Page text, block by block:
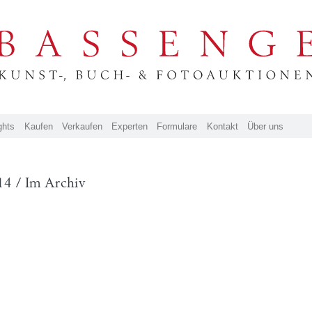
Kaufen Verkaufen Experten Formulare Kontakt Über uns
/ Im Archiv